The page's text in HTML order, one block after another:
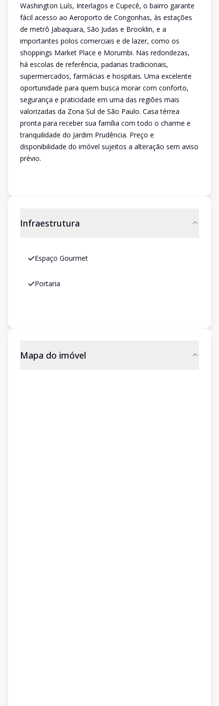
Washington Luís, Interlagos e Cupecê, o bairro garante
fácil acesso ao Aeroporto de Congonhas, às estações
de metrô Jabaquara, São Judas e Brooklin, e a
importantes polos comerciais e de lazer, como os
shoppings Market Place e Morumbi. Nas redondezas,
há escolas de referência, padarias tradicionais,
supermercados, farmácias e hospitais. Uma excelente
oportunidade para quem busca morar com conforto,
segurança e praticidade em uma das regiões mais
valorizadas da Zona Sul de São Paulo. Casa térrea
pronta para receber sua família com todo o charme e
tranquilidade do Jardim Prudência. Preço e
disponibilidade do imóvel sujeitos a alteração sem aviso
prévio.
Infraestrutura
Espaço Gourmet
Portaria
Mapa do imóvel